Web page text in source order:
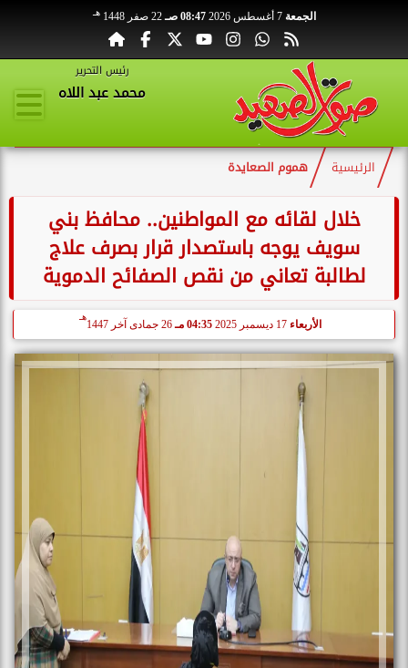
الجمعة 7 أغسطس 2026 08:47 صـ 22 صفر 1448 هـ
رئيس التحرير
محمد عبد اللاه
الرئيسية هموم الصعايدة
خلال لقائه مع المواطنين.. محافظ بني
سويف يوجه باستصدار قرار بصرف علاج
لطالبة تعاني من نقص الصفائح الدموية
الأربعاء 04:35 مـ 26 جمادى آخر 1447
هـ